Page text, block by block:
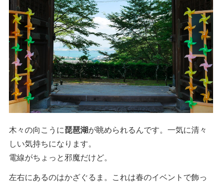
木々の向こうに琵琶湖が眺められるんです。一気に清々
しい気持ちになります。
電線がちょっと邪魔だけど。
左右にあるのはかざぐるま。これは春のイベントで飾っ